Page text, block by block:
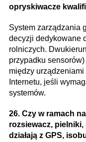
opryskiwacze
System zarządzania
decyzji dedykowane
rolniczych.
przypadku
między
Internetu, jeśli
systemów.
26. Czy w ramach
rozsiewacz,
działają z GPS,